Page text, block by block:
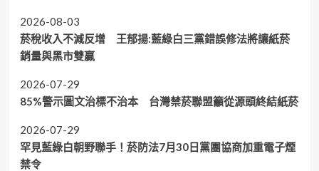
2026-08-03
菸稅收入不減反增 王郁揚:藍綠白三黨錯誤修法將讓紙菸
銷量與黑市雙贏
2026-07-29
85%警示圖文治標不治本 台灣禁菸聯盟籲從源頭終結紙菸
2026-07-29
罕見藍綠白朝野聯手！菸防法7月30日黨團協商加重電子煙
禁令